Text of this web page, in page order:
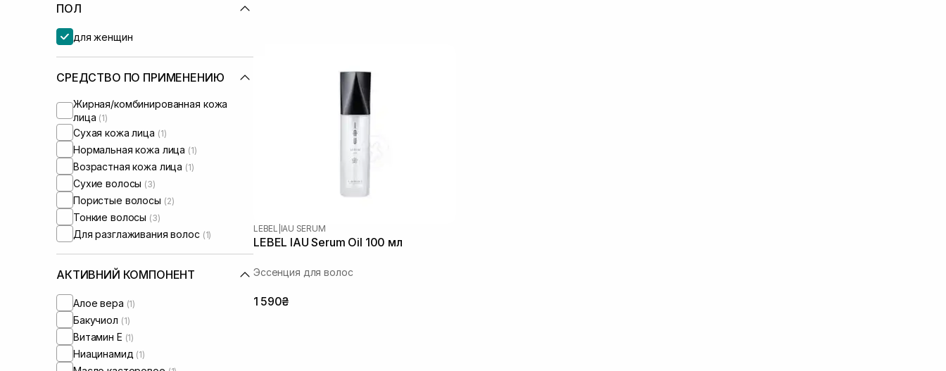
ПОЛ
для женщин
СРЕДСТВО ПО ПРИМЕНЕНИЮ
Жирная/комбинированная кожа
лица (1)
Сухая кожа лица (1)
Нормальная кожа лица (1)
Возрастная кожа лица (1)
Сухие волосы (3)
Пористые волосы (2)
Тонкие волосы (3)
Для разглаживания волос (1)
АКТИВНИЙ КОМПОНЕНТ
Алое вера (1)
Бакучиол (1)
Витамин Е (1)
Ниацинамид (1)
LEBEL IAU SERUM
LEBEL IAU Serum Oil 100 мл
Эссенция для волос
1 590₴